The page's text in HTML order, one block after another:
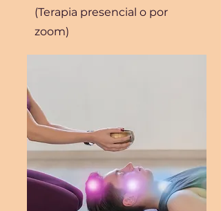
(Terapia presencial o por
zoom)